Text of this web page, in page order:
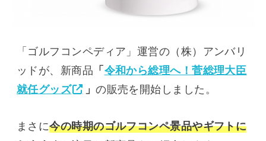
「ゴルフコンペディア」運営の（株）アンバリ
ッドが、新商品 「 令和から総理へ！菅総理大臣
就任グッズ
」の販売を開始しました。
まさに今の時期のゴルフコンペ景品やギフトに